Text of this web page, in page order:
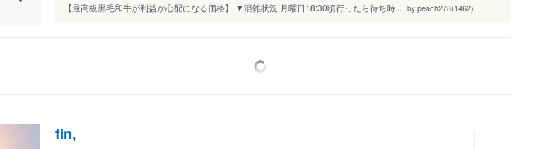
【最高級黒毛和牛が利益が心配になる価格】 ▼混雑状況 月曜日18:30頃行ったら待ち時... by peach278(1462)
fin,